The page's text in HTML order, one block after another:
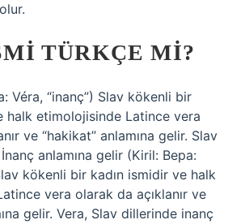
TÜRKÇE MI?
Véra, “inanç”) Slav kökenli bir
halk etimolojisinde Latince vera
ve “hakikat” anlamına gelir. Slav
anlamına gelir (Kiril: Вера:
kökenli bir kadın ismidir ve halk
vera olarak da açıklanır ve
gelir. Vera, Slav dillerinde inanç